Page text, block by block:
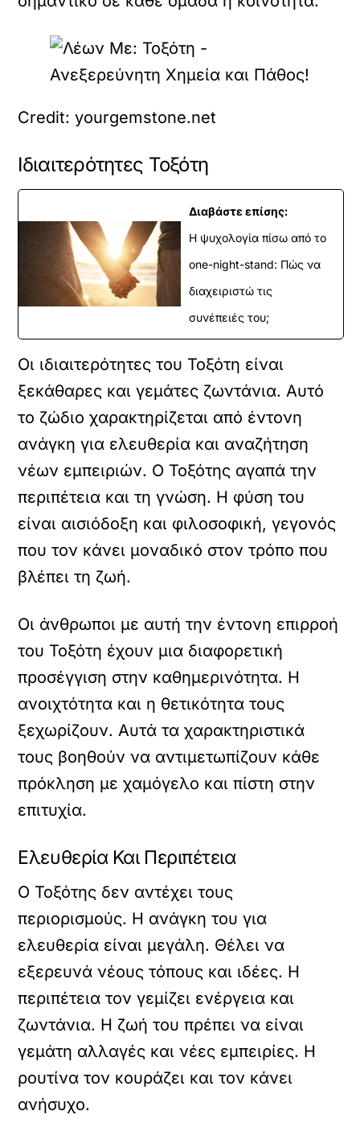
Credit: yourgemstone.net
Ιδιαιτερότητες Τοξότη
Διαβάστε επίσης:
Η ψυχολογία πίσω από το
one-night-stand: Πώς να
διαχειριστώ τις
συνέπειές του;
Οι ιδιαιτερότητες του Τοξότη είναι
ξεκάθαρες και γεμάτες ζωντάνια. Αυτό
το ζώδιο χαρακτηρίζεται από έντονη
ανάγκη για ελευθερία και αναζήτηση
νέων εμπειριών. Ο Τοξότης αγαπά την
περιπέτεια και τη γνώση. Η φύση του
είναι αισιόδοξη και φιλοσοφική, γεγονός
που τον κάνει μοναδικό στον τρόπο που
βλέπει τη ζωή.
Οι άνθρωποι με αυτή την έντονη επιρροή
του Τοξότη έχουν μια διαφορετική
προσέγγιση στην καθημερινότητα. Η
ανοιχτότητα και η θετικότητα τους
ξεχωρίζουν. Αυτά τα χαρακτηριστικά
τους βοηθούν να αντιμετωπίζουν κάθε
πρόκληση με χαμόγελο και πίστη στην
επιτυχία.
Ελευθερία Και Περιπέτεια
Ο Τοξότης δεν αντέχει τους
περιορισμούς. Η ανάγκη του για
ελευθερία είναι μεγάλη. Θέλει να
εξερευνά νέους τόπους και ιδέες. Η
περιπέτεια τον γεμίζει ενέργεια και
ζωντάνια. Η ζωή του πρέπει να είναι
γεμάτη αλλαγές και νέες εμπειρίες. Η
ρουτίνα τον κουράζει και τον κάνει
ανήσυχο.